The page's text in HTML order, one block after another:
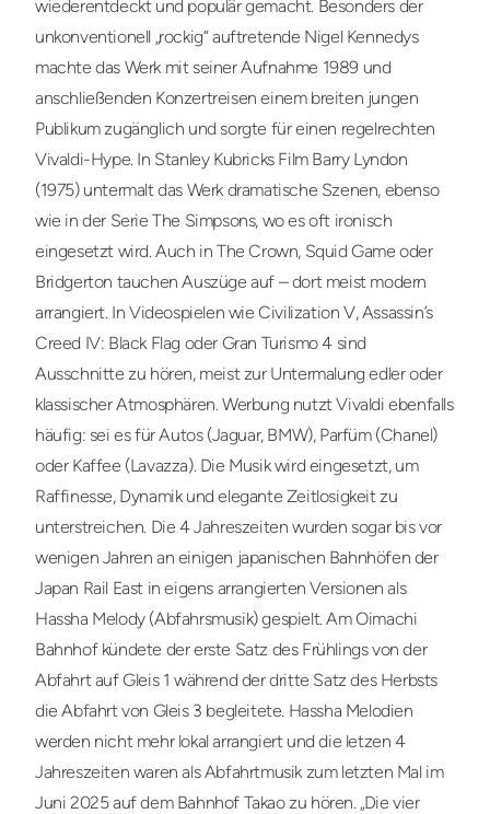
wiederentdeckt und populär gemacht. Besonders der
unkonventionell „rockig“ auftretende Nigel Kennedys
machte das Werk mit seiner Aufnahme 1989 und
anschließenden Konzertreisen einem breiten jungen
Publikum zugänglich und sorgte für einen regelrechten
Vivaldi-Hype. In Stanley Kubricks Film Barry Lyndon
(1975) untermalt das Werk dramatische Szenen, ebenso
wie in der Serie The Simpsons, wo es oft ironisch
eingesetzt wird. Auch in The Crown, Squid Game oder
Bridgerton tauchen Auszüge auf – dort meist modern
arrangiert. In Videospielen wie Civilization V, Assassin’s
Creed IV: Black Flag oder Gran Turismo 4 sind
Ausschnitte zu hören, meist zur Untermalung edler oder
klassischer Atmosphären. Werbung nutzt Vivaldi ebenfalls
häufig: sei es für Autos (Jaguar, BMW), Parfüm (Chanel)
oder Kaffee (Lavazza). Die Musik wird eingesetzt, um
Raffinesse, Dynamik und elegante Zeitlosigkeit zu
unterstreichen. Die 4 Jahreszeiten wurden sogar bis vor
wenigen Jahren an einigen japanischen Bahnhöfen der
Japan Rail East in eigens arrangierten Versionen als
Hassha Melody (Abfahrsmusik) gespielt. Am Oimachi
Bahnhof kündete der erste Satz des Frühlings von der
Abfahrt auf Gleis 1 während der dritte Satz des Herbsts
die Abfahrt von Gleis 3 begleitete. Hassha Melodien
werden nicht mehr lokal arrangiert und die letzen 4
Jahreszeiten waren als Abfahrtmusik zum letzten Mal im
Juni 2025 auf dem Bahnhof Takao zu hören. „Die vier